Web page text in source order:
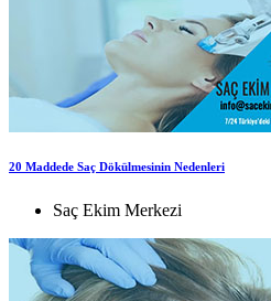
20 Maddede Saç Dökülmesinin Nedenleri
Saç Ekim Merkezi